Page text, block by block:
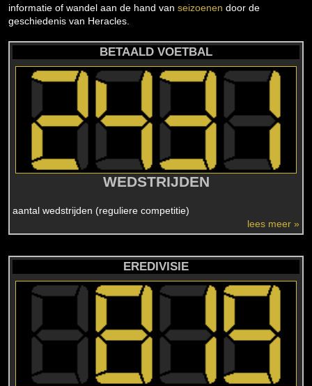
informatie of wandel aan de hand van seizoenen door de
geschiedenis van Heracles.
BETAALD VOETBAL
WEDSTRIJDEN
aantal wedstrijden (reguliere competitie)
lees meer »
EREDIVISIE